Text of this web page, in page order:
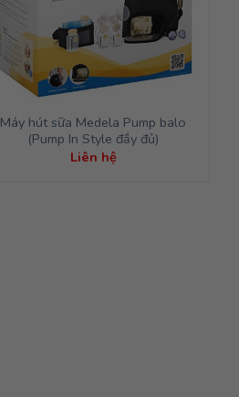
Máy hút sữa Medela Pump balo
(Pump In Style đầy đủ)
Liên hệ